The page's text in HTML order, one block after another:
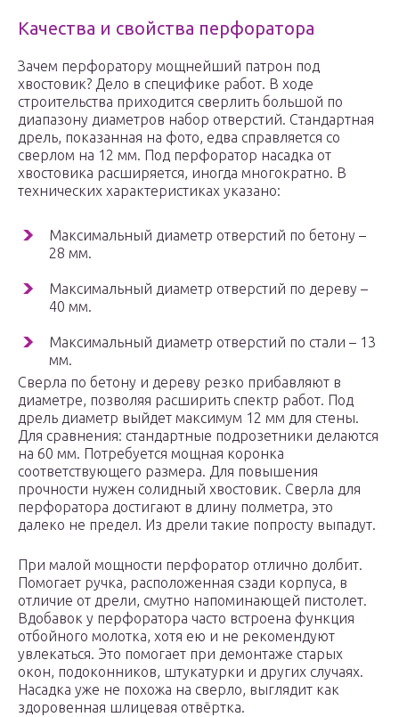
Качества и свойства перфоратора
Зачем перфоратору мощнейший патрон под
хвостовик? Дело в специфике работ. В ходе
строительства приходится сверлить большой по
диапазону диаметров набор отверстий. Стандартная
дрель, показанная на фото, едва справляется со
сверлом на 12 мм. Под перфоратор насадка от
хвостовика расширяется, иногда многократно. В
технических характеристиках указано:
Максимальный диаметр отверстий по бетону –
28 мм.
Максимальный диаметр отверстий по дереву –
40 мм.
Максимальный диаметр отверстий по стали – 13
мм.
Сверла по бетону и дереву резко прибавляют в
диаметре, позволяя расширить спектр работ. Под
дрель диаметр выйдет максимум 12 мм для стены.
Для сравнения: стандартные подрозетники делаются
на 60 мм. Потребуется мощная коронка
соответствующего размера. Для повышения
прочности нужен солидный хвостовик. Сверла для
перфоратора достигают в длину полметра, это
далеко не предел. Из дрели такие попросту выпадут.
При малой мощности перфоратор отлично долбит.
Помогает ручка, расположенная сзади корпуса, в
отличие от дрели, смутно напоминающей пистолет.
Вдобавок у перфоратора часто встроена функция
отбойного молотка, хотя ею и не рекомендуют
увлекаться. Это помогает при демонтаже старых
окон, подоконников, штукатурки и других случаях.
Насадка уже не похожа на сверло, выглядит как
здоровенная шлицевая отвёртка.